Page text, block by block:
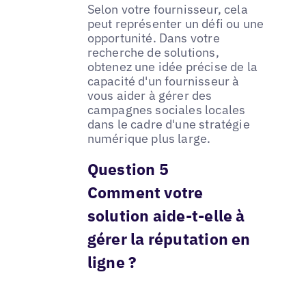
Selon votre fournisseur, cela
peut représenter un défi ou une
opportunité. Dans votre
recherche de solutions,
obtenez une idée précise de la
capacité d'un fournisseur à
vous aider à gérer des
campagnes sociales locales
dans le cadre d'une stratégie
numérique plus large.
Question 5
Comment votre
solution aide-t-elle à
gérer la réputation en
ligne ?